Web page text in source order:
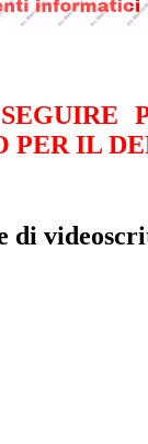
PER IL
di